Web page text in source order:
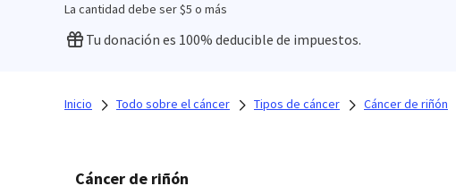
La cantidad debe ser $5 o más
Tu donación es 100% deducible de impuestos.
Inicio Todo sobre el cáncer Tipos de cáncer Cáncer de riñón
Cáncer de riñón